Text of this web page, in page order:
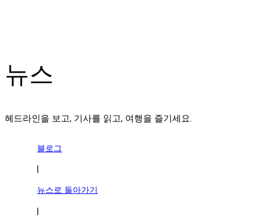
뉴스
헤드라인을 보고, 기사를 읽고, 여행을 즐기세요.
블로그
뉴스로 돌아가기
|